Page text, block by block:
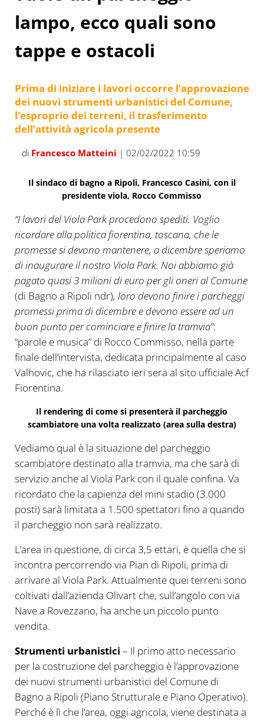
lampo, ecco quali sono
tappe e ostacoli
Prima di iniziare i lavori occorre l’approvazione
dei nuovi strumenti urbanistici del Comune,
l’esproprio dei terreni, il trasferimento
dell’attività agricola presente
di Francesco Matteini | 02/02/2022 10:59
Il sindaco di bagno a Ripoli, Francesco Casini, con il
presidente viola, Rocco Commisso
“I lavori del Viola Park procedono spediti. Voglio
ricordare alla politica fiorentina, toscana, che le
promesse si devono mantenere, a dicembre speriamo
di inaugurare il nostro Viola Park. Noi abbiamo già
pagato quasi 3 milioni di euro per gli oneri al Comune
(di Bagno a Ripoli ndr), loro devono finire i parcheggi
promessi prima di dicembre e devono essere ad un
buon punto per cominciare e finire la tramvia”:
“parole e musica” di Rocco Commisso, nella parte
finale dell’intervista, dedicata principalmente al caso
Valhovic, che ha rilasciato ieri sera al sito ufficiale Acf
Fiorentina.
Il rendering di come si presenterà il parcheggio
scambiatore una volta realizzato (area sulla destra)
Vediamo qual è la situazione del parcheggio
scambiatore destinato alla tramvia, ma che sarà di
servizio anche al Viola Park con il quale confina. Va
ricordato che la capienza del mini stadio (3.000
posti) sarà limitata a 1.500 spettatori fino a quando
il parcheggio non sarà realizzato.
L’area in questione, di circa 3,5 ettari, è quella che si
incontra percorrendo via Pian di Ripoli, prima di
arrivare al Viola Park. Attualmente quei terreni sono
coltivati dall’azienda Olivart che, sull’angolo con via
Nave a Rovezzano, ha anche un piccolo punto
vendita.
Strumenti urbanistici – Il primo atto necessario
per la costruzione del parcheggio è l’approvazione
dei nuovi strumenti urbanistici del Comune di
Bagno a Ripoli (Piano Strutturale e Piano Operativo).
Perché è lì che l’area, oggi agricola, viene destinata a